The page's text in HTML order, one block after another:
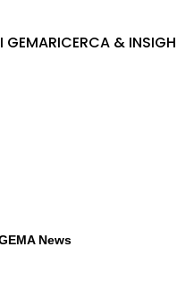
GEMARICERCA &
News